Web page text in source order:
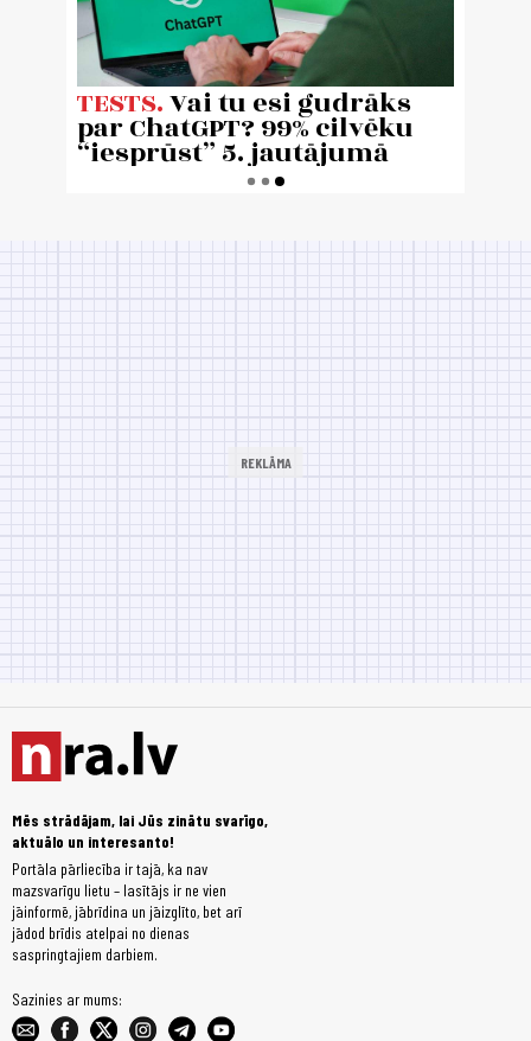
Mēs strādājam, lai Jūs zinātu svarīgo,
aktuālo un interesanto!
Portāla pārliecība ir tajā, ka nav
mazsvarīgu lietu – lasītājs ir ne vien
jāinformē, jābrīdina un jāizglīto, bet arī
jādod brīdis atelpai no dienas
saspringtajiem darbiem.
Sazinies ar mums: